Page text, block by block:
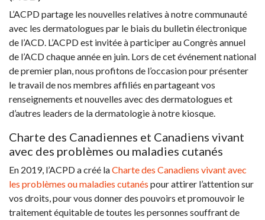
L’ACPD partage les nouvelles relatives à notre communauté
avec les dermatologues par le biais du bulletin électronique
de l’ACD. L’ACPD est invitée à participer au Congrès annuel
de l’ACD chaque année en juin. Lors de cet événement national
de premier plan, nous profitons de l’occasion pour présenter
le travail de nos membres affiliés en partageant vos
renseignements et nouvelles avec des dermatologues et
d’autres leaders de la dermatologie à notre kiosque.
Charte des Canadiennes et Canadiens vivant
avec des problèmes ou maladies cutanés
En 2019, l’ACPD a créé laCharte des Canadiens vivant avec
les problèmes ou maladies cutanés pour attirer l’attention sur
vos droits, pour vous donner des pouvoirs et promouvoir le
traitement équitable de toutes les personnes souffrant de